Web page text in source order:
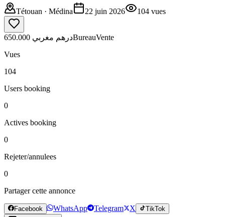
Tétouan · Médina 22 juin 2026 104 vues
650.000 درهم مغربيBureauVente
Vues
104
Users booking
0
Actives booking
0
Rejeter/annulees
0
Partager cette annonce
Facebook WhatsApp Telegram X TikTok